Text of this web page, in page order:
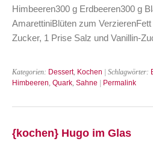
Himbeeren300 g Erdbeeren300 g
AmarettiniBlüten zum
Zucker, 1 Prise Salz und Vanillin-
Kategorien: Dessert, Kochen | Schlagwörter:
Himbeeren Quark Sahne | Permalink
{kochen} Hugo im Glas